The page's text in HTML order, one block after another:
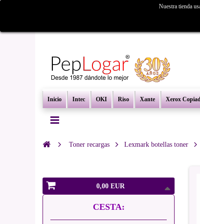
Inicio Intec OKI Riso Xante Xerox
Nuestra tienda
Toner recargas Lexmark botellas toner
0,00 EUR
CESTA: